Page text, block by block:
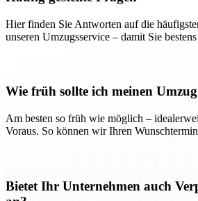
Hier finden Sie Antworten auf die
unseren Umzugsservice – damit Sie
Wie früh sollte ich meinen
Am besten so früh wie möglich –
Voraus. So können wir Ihren
Bietet Ihr Unternehmen auch